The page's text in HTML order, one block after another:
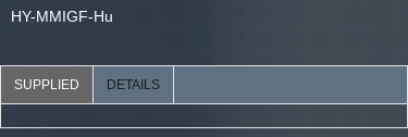
HY-MMIGF-Hu
SUPPLIED DETAILS